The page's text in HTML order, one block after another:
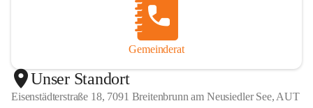
Gemeinderat
Unser Standort
Eisenstädterstraße 18, 7091 Breitenbrunn am Neusiedler See, AUT